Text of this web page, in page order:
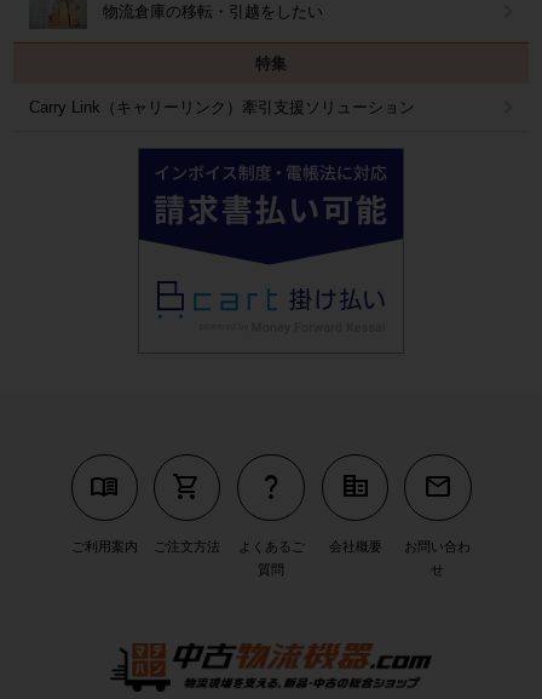
物流倉庫の移転・引越をしたい
特集
Carry Link（キャリーリンク）牽引支援ソリューション
menu_book
ご利用案内
shopping_cart
ご注文方法
question_mark
よくあるご
質問
corporate_fare
会社概要
mail
お問い合わ
せ